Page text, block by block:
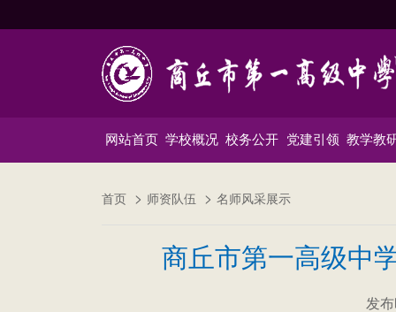
网站首页 学校概况 校务公开 党建引领 教学教
首页 师资队伍 名师风采展示
商丘市第一高级中
发